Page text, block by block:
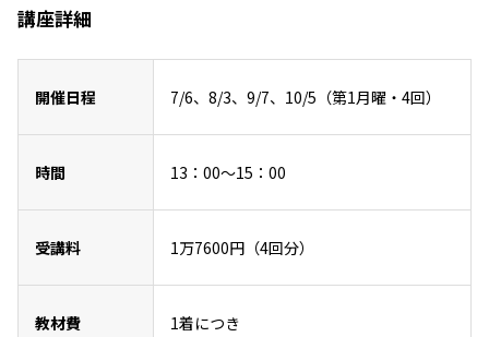
講座詳細
開催日程 7/6、8/3、9/7、10/5（第1月曜・4回）
時間 13：00～15：00
受講料 1万7600円（4回分）
教材費
1着につき